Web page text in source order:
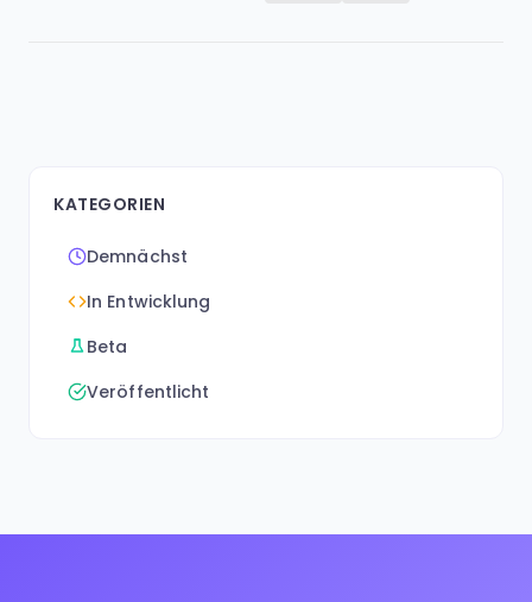
KATEGORIEN
Demnächst
In Entwicklung
Beta
Veröffentlicht